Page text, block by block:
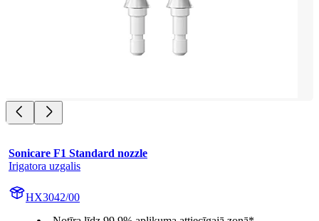
Sonicare F1 Standard nozzle
Irigatora uzgalis
HX3042/00